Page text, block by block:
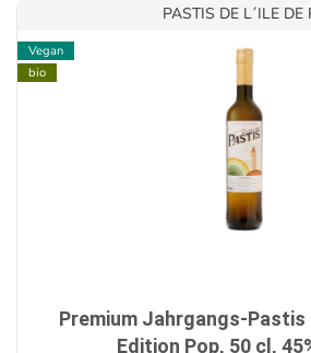
PASTIS DE L´ILE DE
Vegan
bio
Premium Jahrgangs-Pastis
Edition Pop, 50 cl,